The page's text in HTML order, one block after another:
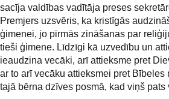
sacīja valdības vadītāja preses
Premjers uzsvēris, ka kristīgās
ģimenei, jo pirmās zināšanas par
tieši ģimene. Līdzīgi kā uzvedību un
ieaudzina vecāki, arī attieksme pret
ar to arī vecāku attieksmei pret
tajā bērna dzīves posmā, kad viņš